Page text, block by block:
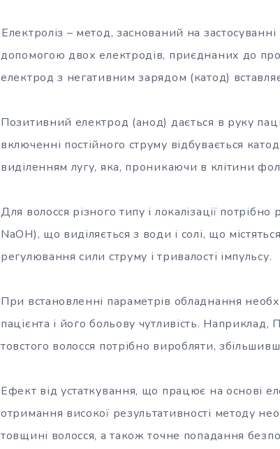
Електроліз – метод, заснований на
допомогою двох електродів, приєднаних до
електрод з негативним зарядом (катод)
Позитивний електрод (анод) дається в руку
включенні постійного струму відбувається
виділенням лугу, яка, проникаючи в клітини
Для волосся різного типу і локалізації
NaOH), що виділяється з води і солі, що
регулювання сили струму і тривалості імпульсу.
При встановленні параметрів обладнання
пацієнта і його больову чутливість.
товстого волосся потрібно виробляти,
Ефект від устаткування, що працює на основі
отримання високої результативності методу
товщині волосся, а також точне попадання